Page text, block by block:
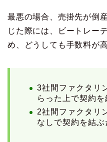
最悪の場合、売掛先が倒
じた際には、ビートレー
め、どうしても手数料が
3社間ファクタリ
らった上で契約
2社間ファクタリ
なしで契約を結